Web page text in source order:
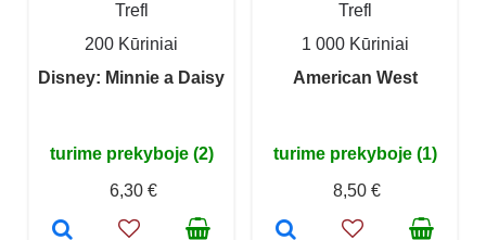
Trefl
200 Kūriniai
Disney: Minnie a Daisy
turime prekyboje (2)
6,30 €
Trefl
1 000 Kūriniai
American West
turime prekyboje (1)
8,50 €